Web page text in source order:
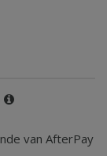
van AfterPay